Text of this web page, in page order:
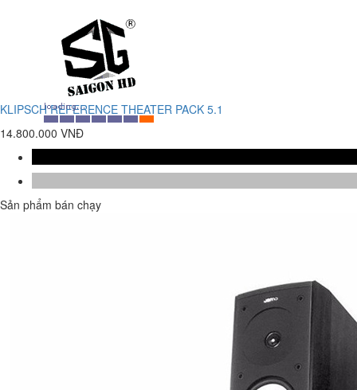
KLIPSCH REFERENCE THEATER PACK 5.1
14.800.000 VNĐ
Sản phẩm bán chạy